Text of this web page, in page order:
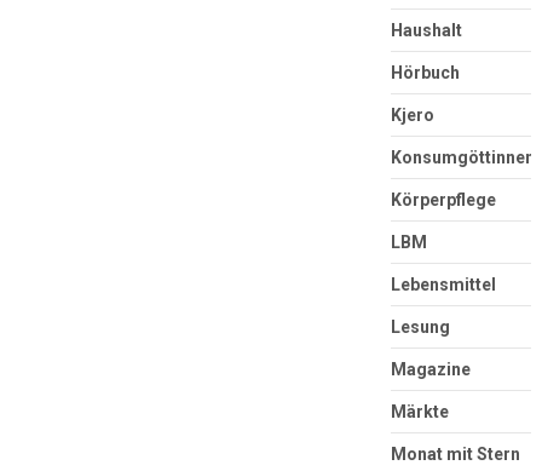
Haushalt
Hörbuch
Kjero
Konsumgöttinnen
Körperpflege
LBM
Lebensmittel
Lesung
Magazine
Märkte
Monat mit Stern